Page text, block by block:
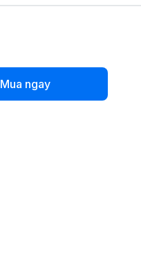
Mua ngay